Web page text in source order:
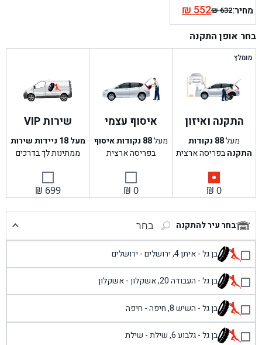
מחיר: ₪632
המחיר
המקורי
היה:
₪552המחיר
הנוכחי
הוא:
בחר אופן התקנה
מומלץ
התקנה ואיזון
מעל88 נקודות
התקנהבפריסה ארצית
₪ 0
איסוף עצמי
מעל88 נקודות איסוף
בפריסה ארצית
₪ 0
שירות VIP
מעל 18 ניידות שירות
ממתינות לך בדרכים
₪ 699
בחר עיר להתקנה בחר
בן גל - איתן 4, ירושלים - ירושלים
בן גל - העבודה 20, אשקלון - אשקלון
בן גל - השיש 8, חיפה - חיפה
בן גל - גלבוע 6, שילת - שילת